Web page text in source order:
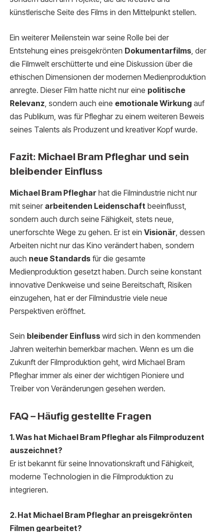
künstlerische Seite des Films in den Mittelpunkt stellen.
Ein weiterer Meilenstein war seine Rolle bei der
Entstehung eines preisgekrönten Dokumentarfilms , der
die Filmwelt erschütterte und eine Diskussion über die
ethischen Dimensionen der modernen Medienproduktion
anregte. Dieser Film hatte nicht nur eine politische
Relevanz , sondern auch eine emotionale Wirkung auf
das Publikum, was für Pfleghar zu einem weiteren Beweis
seines Talents als Produzent und kreativer Kopf wurde.
Fazit: Michael Bram Pfleghar und sein
bleibender Einfluss
Michael Bram Pfleghar hat die Filmindustrie nicht nur
mit seiner arbeitenden Leidenschaft beeinflusst,
sondern auch durch seine Fähigkeit, stets neue,
unerforschte Wege zu gehen. Er ist ein Visionär , dessen
Arbeiten nicht nur das Kino verändert haben, sondern
auch neue Standards für die gesamte
Medienproduktion gesetzt haben. Durch seine konstant
innovative Denkweise und seine Bereitschaft, Risiken
einzugehen, hat er der Filmindustrie viele neue
Perspektiven eröffnet.
Sein bleibender Einfluss wird sich in den kommenden
Jahren weiterhin bemerkbar machen. Wenn es um die
Zukunft der Filmproduktion geht, wird Michael Bram
Pfleghar immer als einer der wichtigen Pioniere und
Treiber von Veränderungen gesehen werden.
FAQ – Häufig gestellte Fragen
1. Was hat Michael Bram Pfleghar als Filmproduzent
auszeichnet?
Er ist bekannt für seine Innovationskraft und Fähigkeit,
moderne Technologien in die Filmproduktion zu
integrieren.
2. Hat Michael Bram Pfleghar an preisgekrönten
Filmen gearbeitet?